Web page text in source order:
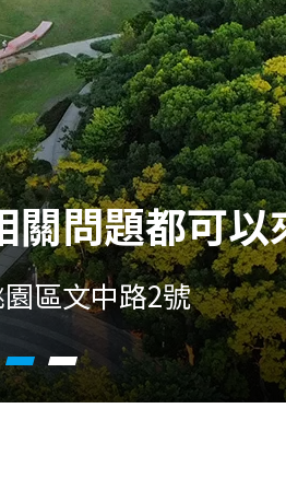
關問題都可以
區文中路2號